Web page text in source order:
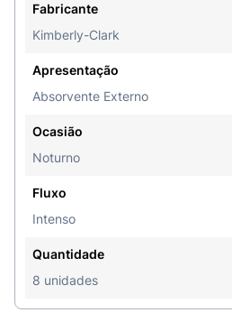
Fabricante
Kimberly-Clark
Apresentação
Absorvente Externo
Ocasião
Noturno
Fluxo
Intenso
Quantidade
8 unidades